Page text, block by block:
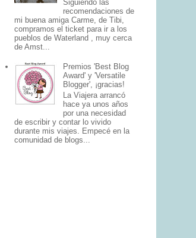
Siguiendo las
recomendaciones de
mi buena amiga Carme, de Tibi,
compramos el ticket para ir a los
pueblos de Waterland , muy cerca
de Amst...
Premios 'Best Blog
Award' y 'Versatile
Blogger', ¡gracias!
La Viajera arrancó
hace ya unos años
por una necesidad
de escribir y contar lo vivido
durante mis viajes. Empecé en la
comunidad de blogs...